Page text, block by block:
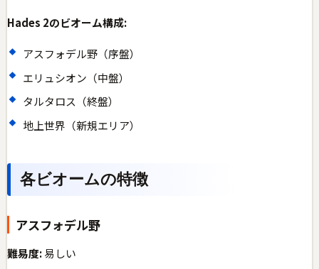
Hades 2のビオーム構成:
アスフォデル野（序盤）
エリュシオン（中盤）
タルタロス（終盤）
地上世界（新規エリア）
各ビオームの特徴
アスフォデル野
難易度:易しい